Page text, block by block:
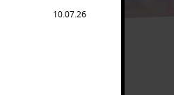
10.07.26